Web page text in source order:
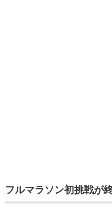
フルマラソン初挑戦が